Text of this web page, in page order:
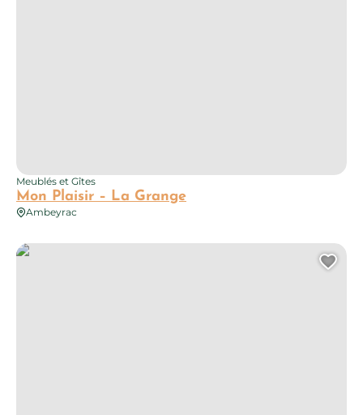
Meublés et Gîtes
Mon Plaisir – La Grange
Ambeyrac
Gîte de Caylou : le Temps suspendu